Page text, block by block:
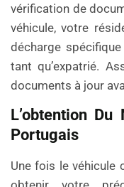
vérification de
véhicule, votre
décharge
tant qu’expatrié.
documents à jour
L’obtention
Portugais
Une fois le véhicule